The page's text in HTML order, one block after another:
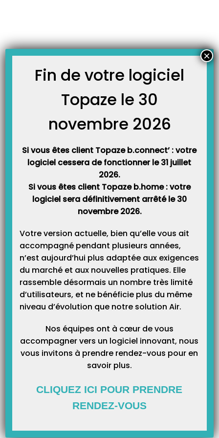
Vous avez peut être la possibilité de télécharger la nouvelle version de
L’ADRi La gestion des CPS Remplaçants Le nouveau suivi de facture Une
refonte graphique complète Pour savoir…
Catégories
Fin de votre logiciel
Topaze le 30
novembre 2026
Si vous êtes client Topaze b.connect’ : votre
logiciel cessera de fonctionner le 31 juillet
2026.
Si vous êtes client Topaze b.home : votre
logiciel sera définitivement arrêté le 30
novembre 2026.
Votre version actuelle, bien qu’elle vous ait
accompagné pendant plusieurs années,
n’est aujourd’hui plus adaptée aux exigences
du marché et aux nouvelles pratiques. Elle
rassemble désormais un nombre très limité
d’utilisateurs, et ne bénéficie plus du même
niveau d’évolution que notre solution Air.
Nos équipes ont à cœur de vous
accompagner vers un logiciel innovant, nous
vous invitons à prendre rendez-vous pour en
savoir plus.
CLIQUEZ ICI POUR PRENDRE
RENDEZ-VOUS
×